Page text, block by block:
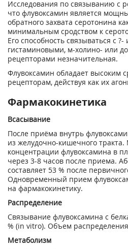
Исследования по связыванию с
что флувоксамин является
обратного захвата серотонина
минимальным сродством к
Его способность связываться с
гистаминовыми, м-холино- или
рецепторами незначительная.
Флувоксамин обладает высоким
рецепторам, действуя как их
Фармакокинетика
Всасывание
После приёма внутрь
из желудочно-кишечного
концентрации флувоксамина в
через 3-8 часов после приема.
составляет 53 % после
Одновременный прием
на фармакокинетику.
Распределение
Связывание флувоксамина с
% (in vitro). Объем
Метаболизм